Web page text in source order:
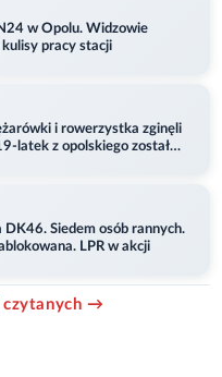
w Opolu. Widzowie
kulisy pracy stacji
i rowerzystka zginęli
latek z opolskiego został
DK46. Siedem osób rannych.
LPR w akcji
czytanych →